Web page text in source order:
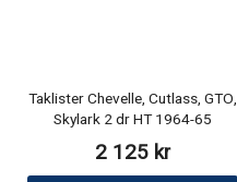
Taklister Chevelle, Cutlass, GTO,
Skylark 2 dr HT 1964-65
2 125 kr